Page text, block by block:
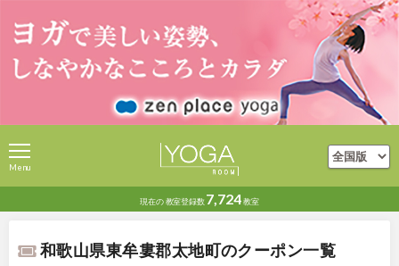
現在の教室登録数 7,724教室
Menu
和歌山県東牟婁郡太地町のクーポン一覧